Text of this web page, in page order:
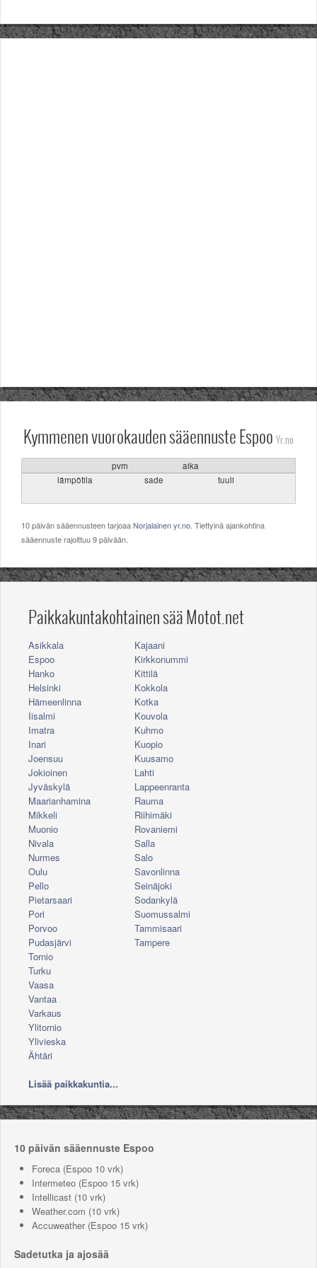
Uudet ajoneuvot
Oulun sää
Rovaniemen sää
MUUT
VIP-jäsenyys
Paidat ja vaatteet
Mainostus
Palaute
Kevytversio
Kymmenen vuorokauden sääennuste Espoo Yr.no
pvm
aika
lämpötila
sade tuuli
10 päivän sääennusteen tarjoaaNorjalainen yr.no . Tiettyinä ajankohtina
sääennuste rajoittuu 9 päivään.
Paikkakuntakohtainen sää Motot.net
Asikkala
Espoo
Hanko
Helsinki
Hämeenlinna
Iisalmi
Imatra
Inari
Joensuu
Jokioinen
Jyväskylä
Kajaani
Kirkkonummi
Kittilä
Kokkola
Kotka
Kouvola
Kuhmo
Kuopio
Kuusamo
Lahti
Lappeenranta
Maarianhamina
Mikkeli
Muonio
Nivala
Nurmes
Oulu
Pello
Pietarsaari
Pori
Porvoo
Pudasjärvi
Rauma
Riihimäki
Rovaniemi
Salla
Salo
Savonlinna
Seinäjoki
Sodankylä
Suomussalmi
Tammisaari
Tampere
Tornio
Turku
Vaasa
Vantaa
Varkaus
Ylitornio
Ylivieska
Ähtäri
Lisää paikkakuntia...
10 päivän sääennuste Espoo
Foreca (Espoo 10 vrk)
Intermeteo (Espoo 15 vrk)
Intellicast (10 vrk)
Weather.com (10 vrk)
Accuweather(Espoo 15 vrk)
Sadetutka ja ajosää